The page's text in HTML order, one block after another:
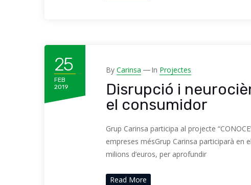
25
FEB
2019
By Carinsa In Projectes
Disrupció i
el consumidor
Grup Carinsa participa al projecte
empreses mésGrup Carinsa participarà en
milions d’euros, per aprofundir
Read More